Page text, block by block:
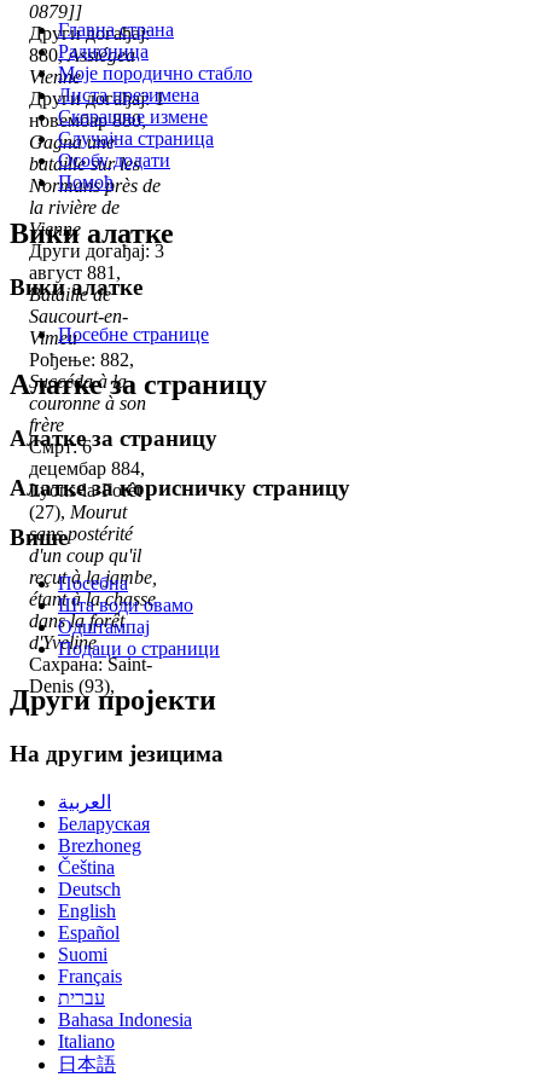
0879]]
Други догађај:
880,Assiégea
Vienne
Други догађај: 1
новембар 880,
Gagna une
bataille sur les
Normans près de
la rivière de
Vienne
Други догађај: 3
август 881,
Bataille de
Saucourt-en-
Vimeu
Рођење: 882,
Succéda à la
couronne à son
frère
Смрт: 6
децембар 884,
Lyons-la-Forêt
(27), Mourut
sans postérité
d'un coup qu'il
reçut à la jambe,
étant à la chasse
dans la forêt
d'Yveline
Сахрана: Saint-
Denis (93),
Главна страна
Радионица
Моје породично стабло
Листа презимена
Скорашње измене
Случајна страница
Особу додати
Помоћ
Вики алатке
Вики алатке
Посебне странице
Алатке за страницу
Алатке за страницу
Алатке за корисничку страницу
Више
Посебна
Шта води овамо
Одштампај
Подаци о страници
Други пројекти
На другим језицима
العربية
Беларуская
Brezhoneg
Čeština
Deutsch
English
Español
Suomi
Français
עברית
Bahasa Indonesia
Italiano
日本語